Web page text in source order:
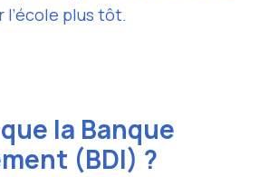
l’école plus tôt.
la Banque
(BDI) ?